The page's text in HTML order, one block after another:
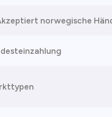
norwegische